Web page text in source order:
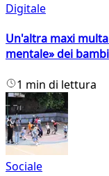
Digitale
Un'altra maxi
mentale» dei
1 min di lettura
Sociale